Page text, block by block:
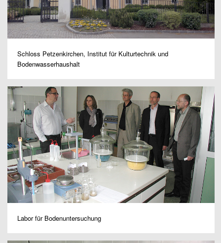
Schloss Petzenkirchen, Institut für Kulturtechnik und
Bodenwasserhaushalt
Labor für Bodenuntersuchung